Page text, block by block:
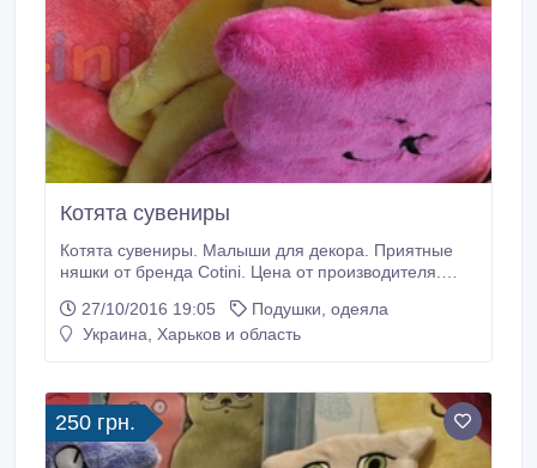
Котята сувениры
Котята сувениры. Малыши для декора. Приятные
няшки от бренда Cotini. Цена от производителя.
27/10/2016 19:05
Подушки, одеяла
Украина, Харьков и область
250 грн.